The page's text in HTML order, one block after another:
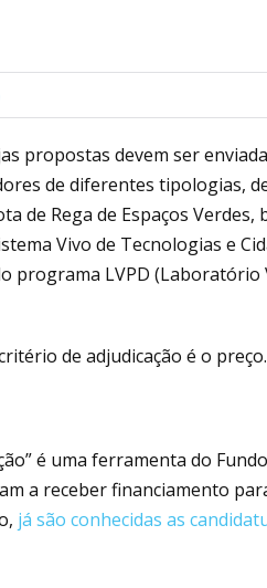
propostas devem ser
de diferentes tipologias,
de Rega de Espaços Verdes,
Vivo de Tecnologias e
programa LVPD (Laboratório
de adjudicação é o preço.
é uma ferramenta do Fundo
a receber financiamento
já são conhecidas as